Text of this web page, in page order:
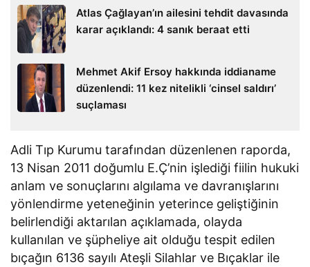
Atlas Çağlayan’ın ailesini tehdit davasında
karar açıklandı: 4 sanık beraat etti
Mehmet Akif Ersoy hakkında iddianame
düzenlendi: 11 kez nitelikli ‘cinsel saldırı’
suçlaması
Adli Tıp Kurumu tarafından düzenlenen raporda,
13 Nisan 2011 doğumlu E.Ç’nin işlediği fiilin hukuki
anlam ve sonuçlarını algılama ve davranışlarını
yönlendirme yeteneğinin yeterince geliştiğinin
belirlendiği aktarılan açıklamada, olayda
kullanılan ve şüpheliye ait olduğu tespit edilen
bıçağın 6136 sayılı Ateşli Silahlar ve Bıçaklar ile